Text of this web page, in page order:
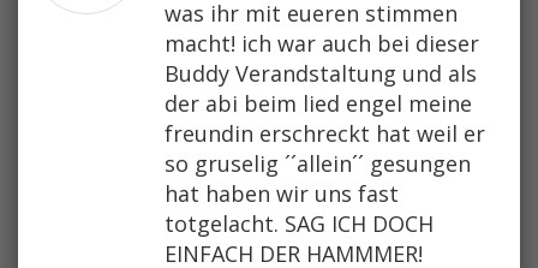
was ihr mit eueren stimmen
macht! ich war auch bei dieser
Buddy Verandstaltung und als
der abi beim lied engel meine
freundin erschreckt hat weil er
so gruselig ´´allein´´ gesungen
hat haben wir uns fast
totgelacht. SAG ICH DOCH
EINFACH DER HAMMMER!